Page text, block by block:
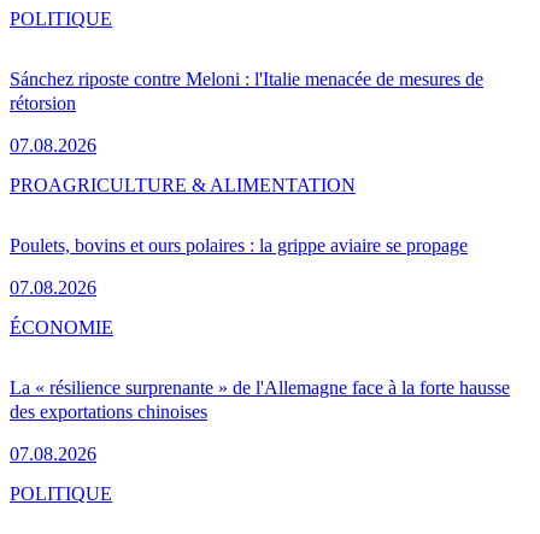
Sánchez riposte contre Meloni : l'Italie menacée de mesures de
rétorsion
07.08.2026
POLITIQUE
Poulets, bovins et ours polaires : la grippe aviaire se propage
07.08.2026
PROAGRICULTURE & ALIMENTATION
La « résilience surprenante » de l'Allemagne face à la forte hausse
des exportations chinoises
07.08.2026
ÉCONOMIE
POLITIQUE